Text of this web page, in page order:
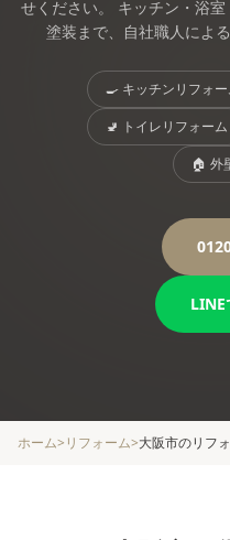
せください。 キッチン・浴
塗装まで、自社職人によ
🍳 キッチンリフォー
🚽 トイレリフォーム
🏠 外
LINE
ホーム> リフォーム>大阪市のリフ